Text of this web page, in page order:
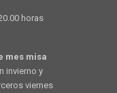
horas
mes misa
invierno y
viernes